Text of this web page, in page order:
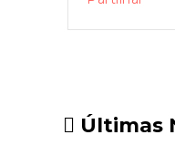
Últimas